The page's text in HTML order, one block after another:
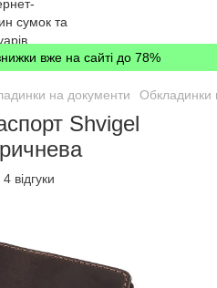
вже на сайті до 78%
на документи Обкладинки
Shvigel
4 відгуки